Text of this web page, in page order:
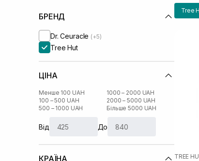
БРЕНД
Dr. Ceuracle (+5)
Tree Hut
ЦІНА
Менше 100 UAH
100 – 500 UAH
500 – 1000 UAH
1000 – 2000 UAH
2000 – 5000 UAH
Більше 5000 UAH
Від До
КРАЇНА
Tree
TREE